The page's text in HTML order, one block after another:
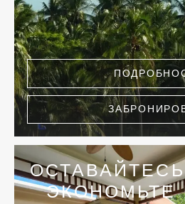
ЭКОНОМЬТЕ